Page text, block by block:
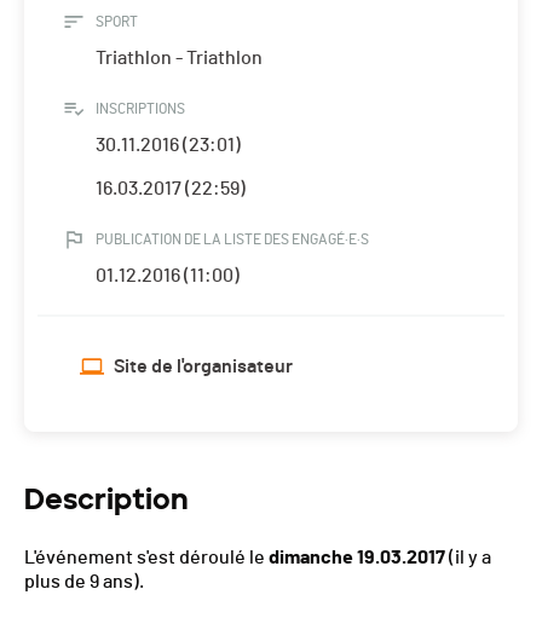
SPORT
Triathlon - Triathlon
INSCRIPTIONS
30.11.2016 (23:01)
16.03.2017 (22:59)
PUBLICATION DE LA LISTE DES ENGAGÉ·E·S
01.12.2016 (11:00)
Site de l'organisateur
Description
L'événement s'est déroulé le dimanche 19.03.2017(il y a
plus de 9 ans).